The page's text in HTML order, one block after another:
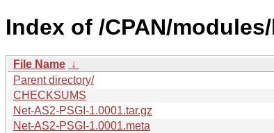
Index of /CPAN/
File Name ↓
Parent directory/
CHECKSUMS
Net-AS2-PSGI-1.0001.tar.gz
Net-AS2-PSGI-1.0001.meta